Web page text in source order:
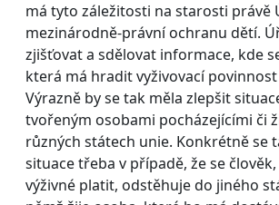
má tyto záležitosti na starosti právě
mezinárodně-právní ochranu dětí.
zjišťovat a sdělovat informace, kde
která má hradit vyživovací
Výrazně by se tak měla zlepšit
tvořeným osobami pocházejícími či
různých státech unie. Konkrétně se
situace třeba v případě, že se
výživné platit, odstěhuje do jiného